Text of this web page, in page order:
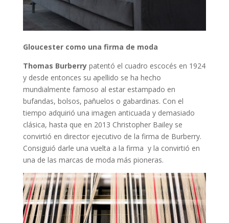
Gloucester como una firma de moda
Thomas Burberrypatentó el cuadro escocés en 1924
y desde entonces su apellido se ha hecho
mundialmente famoso al estar estampado en
bufandas, bolsos, pañuelos o gabardinas. Con el
tiempo adquirió una imagen anticuada y demasiado
clásica, hasta que en 2013 Christopher Bailey se
convirtió en director ejecutivo de la firma de Burberry.
Consiguió darle una vuelta a la firma y la convirtió en
una de las marcas de moda más pioneras.